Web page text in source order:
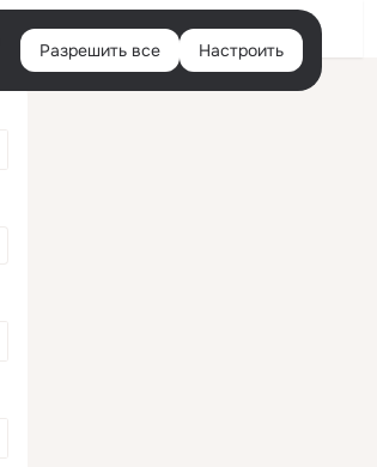
Войти
Разрешить все Настроить